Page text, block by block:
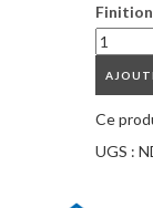
Finition
Ce
UGS :